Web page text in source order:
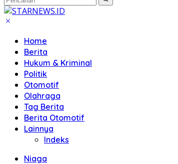
Home
Berita
Hukum & Kriminal
Politik
Otomotif
Olahraga
Tag Berita
Berita Otomotif
Lainnya
Indeks
Niaga